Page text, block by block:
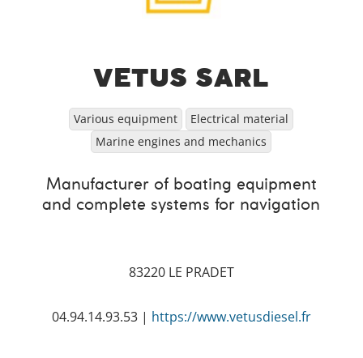
VETUS SARL
Various equipment
Electrical material
Marine engines and mechanics
Manufacturer of boating equipment
and complete systems for navigation
83220 LE PRADET
04.94.14.93.53 | https://www.vetusdiesel.fr